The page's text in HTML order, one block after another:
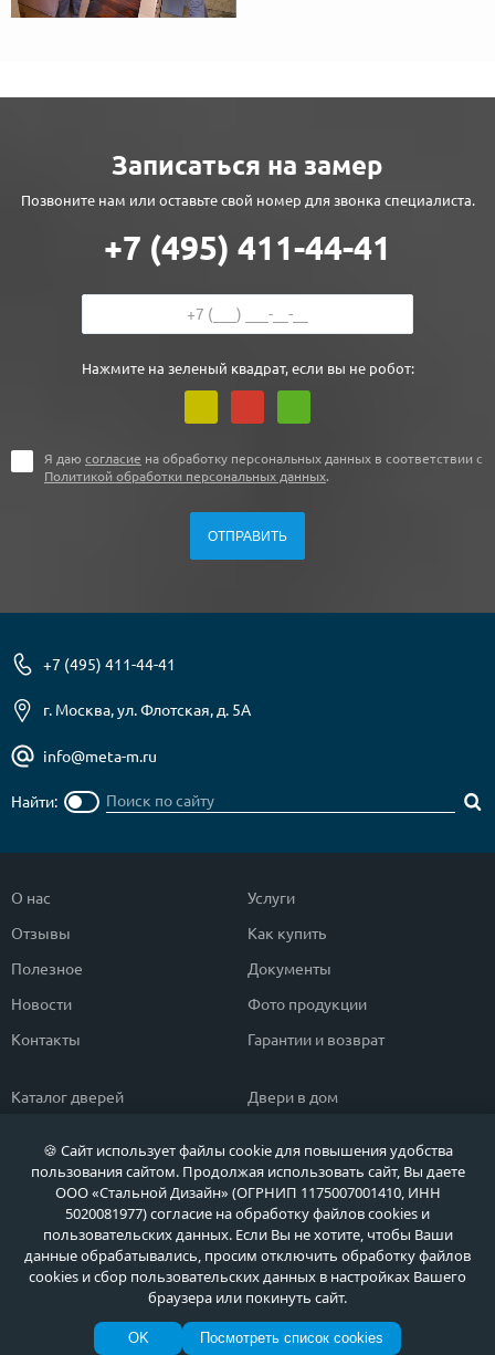
Записаться на замер
Позвоните нам или оставьте свой номер для звонка специалиста.
+7 (495) 411-44-41
Нажмите на зеленый квадрат, если вы не робот:
Я даю согласие на обработку персональных данных в соответствии с
Политикой обработки персональных данных.
+7 (495) 411-44-41
г. Москва, ул. Флотская, д. 5А
info@meta-m.ru
Найти:
О нас
Отзывы
Полезное
Новости
Контакты
Услуги
Как купить
Документы
Фото продукции
Гарантии и возврат
Каталог дверей
Популярные двери
Быстрый подбор двери
Двери класса ЭКОНОМ
Двери в дом
Двери в квартиру
Тамбурные двери
Противопожарные двери
Политика обработки персональных данных
Политика обработки файлов Cookie
🍪 Сайт использует файлы cookie для повышения удобства
пользования сайтом. Продолжая использовать сайт, Вы даете
ООО «Стальной Дизайн» (ОГРНИП 1175007001410, ИНН
5020081977) согласие на обработку файлов cookies и
пользовательских данных. Если Вы не хотите, чтобы Ваши
данные обрабатывались, просим отключить обработку файлов
cookies и сбор пользовательских данных в настройках Вашего
браузера или покинуть сайт.
OK Посмотреть список cookies